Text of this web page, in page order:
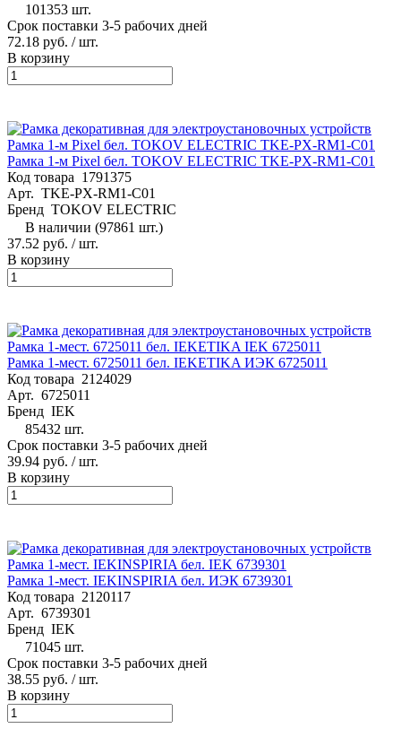
101353 шт.
Срок поставки 3-5 рабочих дней
72.18 руб. / шт.
В корзину
Рамка 1-м Pixel бел. TOKOV ELECTRIC TKE-PX-RM1-C01
Код товара 1791375
Арт. TKE-PX-RM1-C01
Бренд TOKOV ELECTRIC
В наличии (97861 шт.)
37.52 руб. / шт.
В корзину
Рамка 1-мест. 6725011 бел. IEKETIKA ИЭК 6725011
Код товара 2124029
Арт. 6725011
Бренд IEK
85432 шт.
Срок поставки 3-5 рабочих дней
39.94 руб. / шт.
В корзину
Рамка 1-мест. IEKINSPIRIA бел. ИЭК 6739301
Код товара 2120117
Арт. 6739301
Бренд IEK
71045 шт.
Срок поставки 3-5 рабочих дней
38.55 руб. / шт.
В корзину